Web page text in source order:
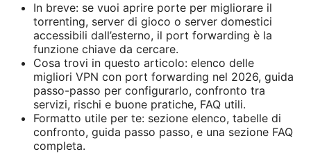
In breve: se vuoi aprire porte per migliorare il
torrenting, server di gioco o server domestici
accessibili dall’esterno, il port forwarding è la
funzione chiave da cercare.
Cosa trovi in questo articolo: elenco delle
migliori VPN con port forwarding nel 2026, guida
passo-passo per configurarlo, confronto tra
servizi, rischi e buone pratiche, FAQ utili.
Formatto utile per te: sezione elenco, tabelle di
confronto, guida passo passo, e una sezione FAQ
completa.